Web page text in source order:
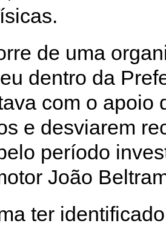
de uma
dentro da
com o apoio
e desviarem
período
João
ter